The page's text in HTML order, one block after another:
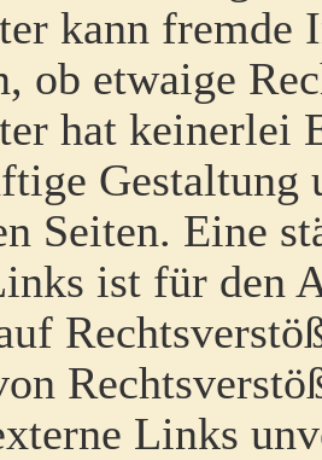
kann fremde
ob etwaige
hat keinerlei
Gestaltung
Seiten. Eine
ist für den
Links